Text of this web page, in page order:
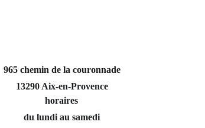
965 chemin de la couronnade
13290 Aix-en-Provence
horaires
du lundi au samedi